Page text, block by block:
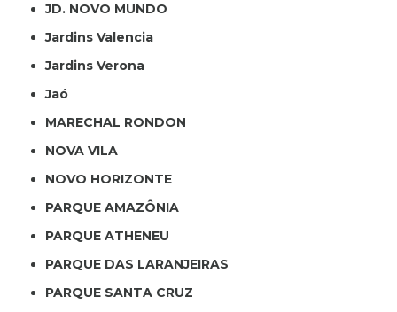
JD. NOVO MUNDO
Jardins Valencia
Jardins Verona
Jaó
MARECHAL RONDON
NOVA VILA
NOVO HORIZONTE
PARQUE AMAZÔNIA
PARQUE ATHENEU
PARQUE DAS LARANJEIRAS
PARQUE SANTA CRUZ